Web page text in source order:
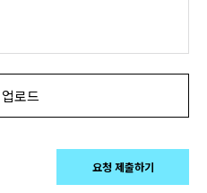
업로드
요청 제출하기